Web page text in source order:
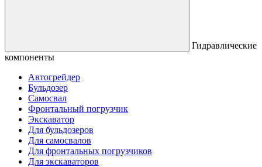
Гидравлические
компоненты
Автогрейдер
Бульдозер
Самосвал
Фронтальный погрузчик
Экскаватор
Для бульдозеров
Для самосвалов
Для фронтальных погрузчиков
Для экскаваторов